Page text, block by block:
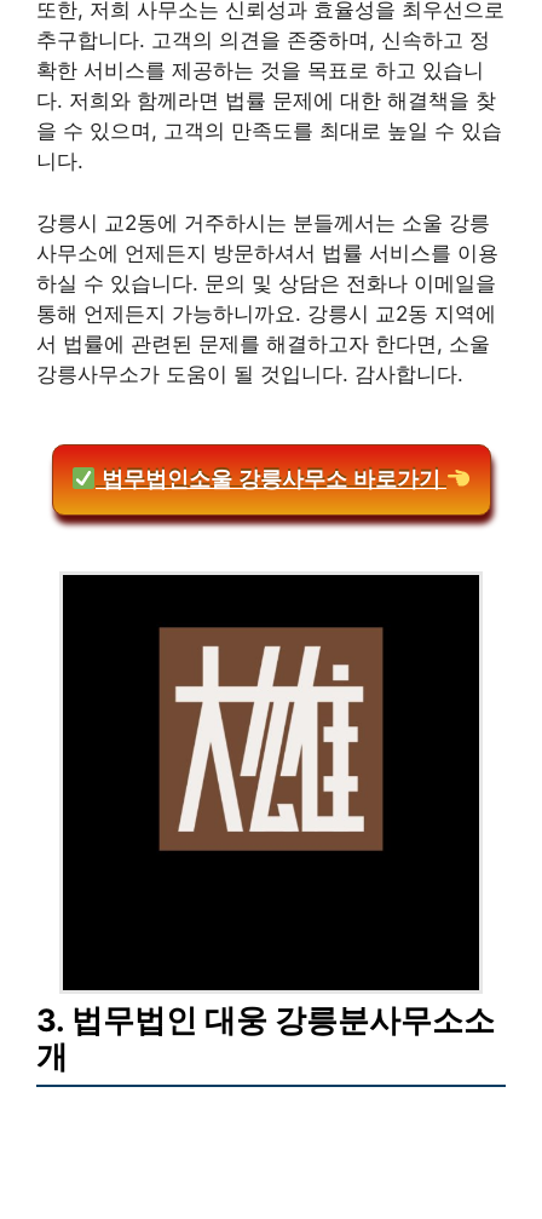
또한, 저희 사무소는 신뢰성과 효율성을 최우선으로
추구합니다. 고객의 의견을 존중하며, 신속하고 정
확한 서비스를 제공하는 것을 목표로 하고 있습니
다. 저희와 함께라면 법률 문제에 대한 해결책을 찾
을 수 있으며, 고객의 만족도를 최대로 높일 수 있습
니다.
강릉시 교2동에 거주하시는 분들께서는 소울 강릉
사무소에 언제든지 방문하셔서 법률 서비스를 이용
하실 수 있습니다. 문의 및 상담은 전화나 이메일을
통해 언제든지 가능하니까요. 강릉시 교2동 지역에
서 법률에 관련된 문제를 해결하고자 한다면, 소울
강릉사무소가 도움이 될 것입니다. 감사합니다.
법무법인소울 강릉사무소 바로가기
3. 법무법인 대웅 강릉분사무소소
개